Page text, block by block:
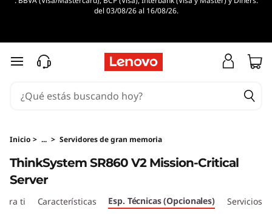
h
S
y
del 03/08/26 al 16/08/26.
Ir al contenido principal
Inicio > ... > Servidores de gran memoria
ThinkSystem SR860 V2 Mission-Critical
Server
ti Características Esp. Técnicas (Opcionales) Servicios